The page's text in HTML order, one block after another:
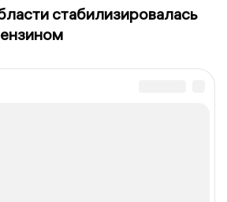
стабилизировалась